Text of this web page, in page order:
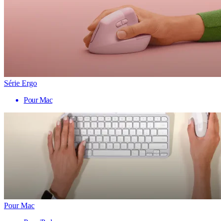
Série Ergo
Pour Mac
Pour Mac